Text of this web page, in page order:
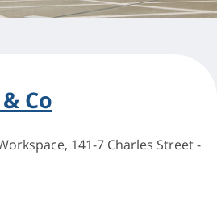
Co
141-7 Charles Street -